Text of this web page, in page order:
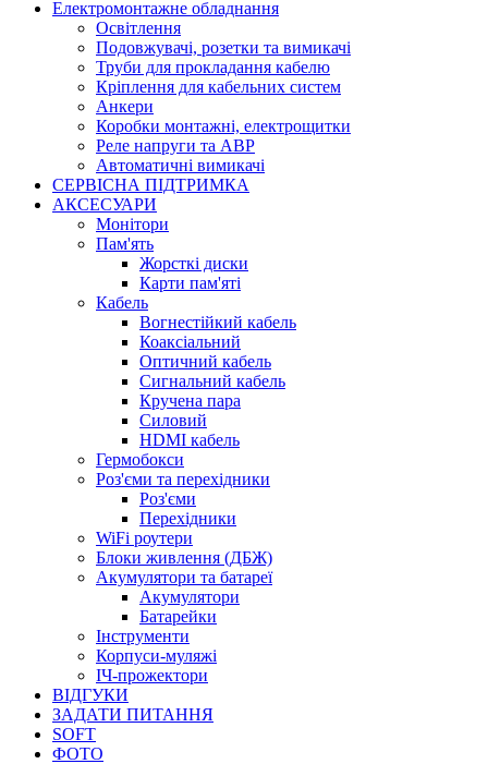
Електромонтажне обладнання
Освітлення
Подовжувачі, розетки та вимикачі
Труби для прокладання кабелю
Кріплення для кабельних систем
Анкери
Коробки монтажні, електрощитки
Реле напруги та АВР
Автоматичні вимикачі
СЕРВІСНА ПІДТРИМКА
АКСЕСУАРИ
Монітори
Пам'ять
Жорсткі диски
Карти пам'яті
Кабель
Вогнестійкий кабель
Коаксіальний
Оптичний кабель
Сигнальний кабель
Кручена пара
Силовий
HDMI кабель
Гермобокси
Роз'єми та перехідники
Роз'єми
Перехідники
WiFi роутери
Блоки живлення (ДБЖ)
Акумулятори та батареї
Акумулятори
Батарейки
Інструменти
Корпуси-муляжі
ІЧ-прожектори
ВІДГУКИ
ЗАДАТИ ПИТАННЯ
SOFT
ФОТО